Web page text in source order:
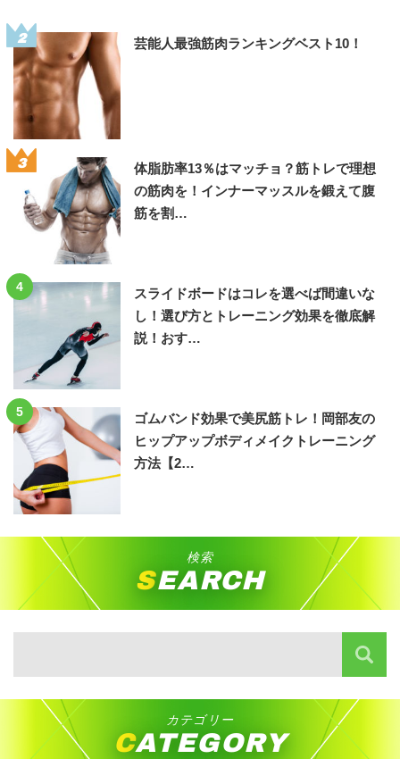
2 芸能人最強筋肉ランキングベスト10！
3
体脂肪率13％はマッチョ？筋トレで理想
の筋肉を！インナーマッスルを鍛えて腹
筋を割…
4
スライドボードはコレを選べば間違いな
し！選び方とトレーニング効果を徹底解
説！おす…
5
ゴムバンド効果で美尻筋トレ！岡部友の
ヒップアップボディメイクトレーニング
方法【2…
検索
SEARCH
カテゴリー
CATEGORY